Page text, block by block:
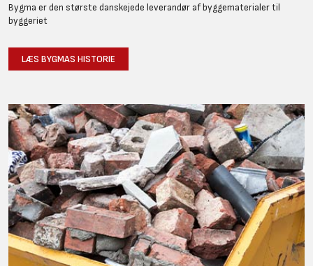
Bygma er den største danskejede leverandør af byggematerialer til
byggeriet
LÆS BYGMAS HISTORIE